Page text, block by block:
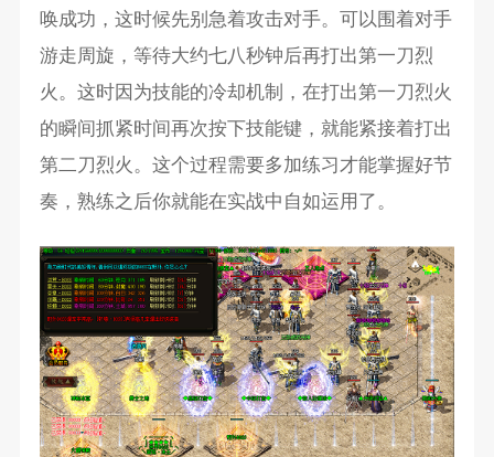
唤成功，这时候先别急着攻击对手。可以围着对手
游走周旋，等待大约七八秒钟后再打出第一刀烈
火。这时因为技能的冷却机制，在打出第一刀烈火
的瞬间抓紧时间再次按下技能键，就能紧接着打出
第二刀烈火。这个过程需要多加练习才能掌握好节
奏，熟练之后你就能在实战中自如运用了。